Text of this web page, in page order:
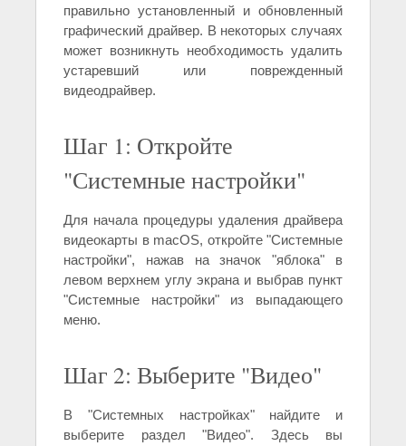
правильно установленный и обновленный
графический драйвер. В некоторых случаях
может возникнуть необходимость удалить
устаревший или поврежденный
видеодрайвер.
Шаг 1: Откройте
"Системные настройки"
Для начала процедуры удаления драйвера
видеокарты в macOS, откройте "Системные
настройки", нажав на значок "яблока" в
левом верхнем углу экрана и выбрав пункт
"Системные настройки" из выпадающего
меню.
Шаг 2: Выберите "Видео"
В "Системных настройках" найдите и
выберите раздел "Видео". Здесь вы